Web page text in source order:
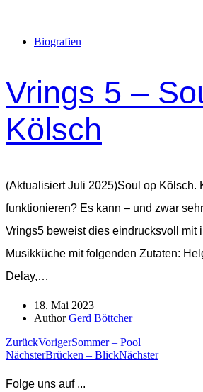
Biografien
Vrings 5 –
Kölsch
(Aktualisiert Juli 2025)Soul op Kölsch.
funktionieren? Es kann – und zwar
Vrings5 beweist dies eindrucksvoll mit
Musikküche mit folgenden Zutaten:
Delay,…
18. Mai 2023
AuthorGerd Böttcher
ZurückVorigerSommer – Pool
NächsterBrücken – BlickNächster
Folge uns auf ...